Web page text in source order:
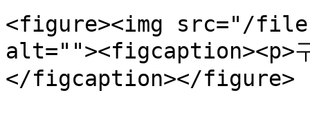
<figure><img src="/files/
alt=""><figcaption><p>
</figcaption></figure>